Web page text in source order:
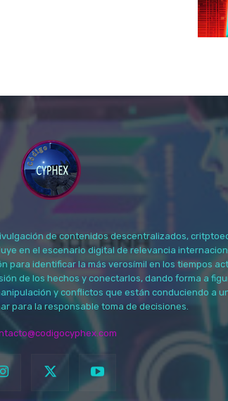
de contenidos descentralizados,
en el escenario digital de relevancia
para identificar la más verosímil en los tiempos
de los hechos y conectarlos, dando forma a
y conflictos que están conduciendo a
para la responsable toma de decisiones.